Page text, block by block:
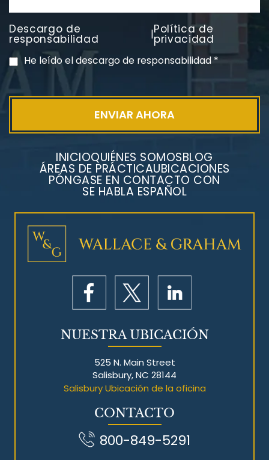
PVC Cloruro de polivinilo
Exposición
Descargo de
responsabilidad |Política de
privacidad
He leído el descargo de responsabilidad*
INICIOQUIÉNES SOMOSBLOG
ÁREAS DE PRÁCTICAUBICACIONES
PÓNGASE EN CONTACTO CON
SE HABLA ESPAÑOL
NUESTRA UBICACIÓN
525 N. Main Street
Salisbury, NC 28144
Salisbury Ubicación de la oficina
CONTACTO
800-849-5291